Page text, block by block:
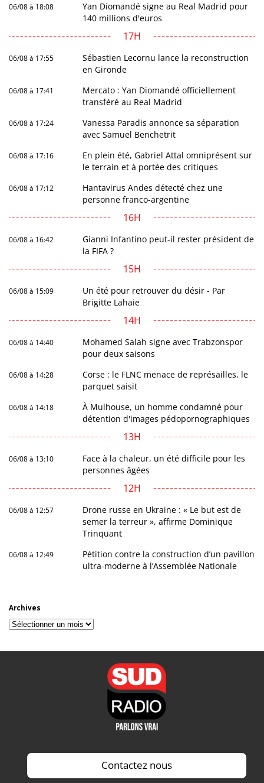
06/08 à 18:08
Yan Diomandé signe au Real Madrid pour
140 millions d'euros
17H
06/08 à 17:55
Sébastien Lecornu lance la reconstruction
en Gironde
06/08 à 17:41
Mercato : Yan Diomandé officiellement
transféré au Real Madrid
06/08 à 17:24
Vanessa Paradis annonce sa séparation
avec Samuel Benchetrit
06/08 à 17:16
En plein été, Gabriel Attal omniprésent sur
le terrain et à portée des critiques
06/08 à 17:12
Hantavirus Andes détecté chez une
personne franco-argentine
16H
06/08 à 16:42
Gianni Infantino peut-il rester président de
la FIFA ?
15H
06/08 à 15:09
Un été pour retrouver du désir - Par
Brigitte Lahaie
14H
06/08 à 14:40
Mohamed Salah signe avec Trabzonspor
pour deux saisons
06/08 à 14:28
Corse : le FLNC menace de représailles, le
parquet saisit
06/08 à 14:18
À Mulhouse, un homme condamné pour
détention d'images pédopornographiques
13H
06/08 à 13:10
Face à la chaleur, un été difficile pour les
personnes âgées
12H
06/08 à 12:57
Drone russe en Ukraine : « Le but est de
semer la terreur », affirme Dominique
Trinquant
06/08 à 12:49
Pétition contre la construction d’un pavillon
ultra-moderne à l’Assemblée Nationale
Archives
Archives
Contactez nous